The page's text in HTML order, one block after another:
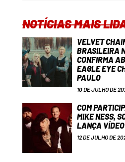
NOTÍCIAS MAIS
VELVET
BRASILEIRA
CONFIRMA
EAGLE EYE
PAULO
10 DE JULHO DE
COM
MIKE NESS,
LANÇA
12 DE JULHO DE